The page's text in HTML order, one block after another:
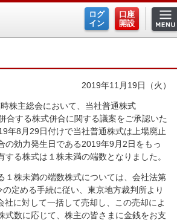
ログ
イン
口座
開設
2019年11月19日（火）
株主総会において、当社普通株式
合する株式併合に関する議案をご承認いた
年8月29日付けで当社普通株式は上場廃止
の効力発生日である2019年9月2日をもっ
する株式は１株未満の端数となりました。
１株未満の端数株式については、会社法第
定める手続に従い、東京地方裁判所より
社に対して一括して売却し、この売却によ
式数に応じて、株主の皆さまに金銭をお支